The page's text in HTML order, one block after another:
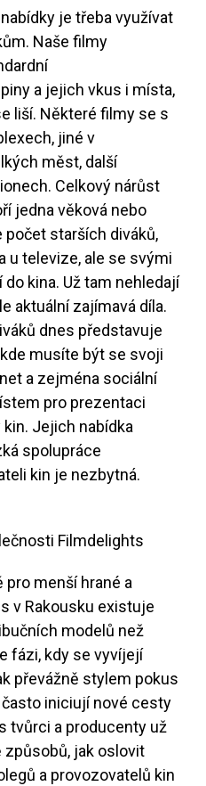
je třeba využívat
Naše filmy
a jejich vkus i místa,
liší. Některé filmy se s
jiné v
měst, další
Celkový nárůst
jedna věková nebo
počet starších diváků,
u televize, ale se svými
kina. Už tam nehledají
aktuální zajímavá díla.
dnes představuje
musíte být se svoji
a zejména sociální
pro prezentaci
Jejich nabídka
spolupráce
kin je nezbytná.
Filmdelights
pro menší hrané a
v Rakousku existuje
modelů než
fázi, kdy se vyvíjejí
převážně stylem pokus
iniciují nové cesty
tvůrci a producenty už
jak oslovit
a provozovatelů kin